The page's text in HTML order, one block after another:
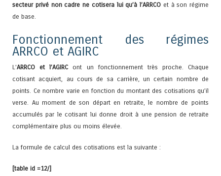
secteur privé non cadre ne cotisera lui qu’à l’ARRCO et à son régime
de base.
Fonctionnement des régimes
ARRCO et AGIRC
L’ARRCO et l’AGIRC ont un fonctionnement très proche. Chaque
cotisant acquiert, au cours de sa carrière, un certain nombre de
points. Ce nombre varie en fonction du montant des cotisations qu’il
verse. Au moment de son départ en retraite, le nombre de points
accumulés par le cotisant lui donne droit à une pension de retraite
complémentaire plus ou moins élevée.
La formule de calcul des cotisations est la suivante :
[table id =12/]